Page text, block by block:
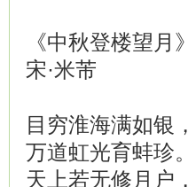
《中秋登楼望月》
宋·米芾
目穷淮海满如银，
万道虹光育蚌珍。
天上若无修月户，